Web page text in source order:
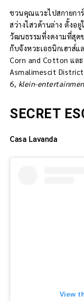
ชวนคุณแวะไปสกายกา
สว่างไสวด้านล่าง ตั้งอ
วัฒนธรรมที่งดงามที่สุด
กับจังหวะเอธนิกเฮาส์แ
Corn and Cotton แล
Asmalimescit
6, klein-
SECRET
Casa Lavanda
View